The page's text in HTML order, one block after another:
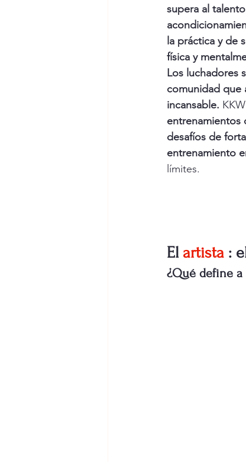
supera al talento
la práctica y de
física y
Los luchadores
comunidad que
incansable. KKW
entrenamientos
desafíos de
entrenamiento
límites.
El artista :
¿Qué define a